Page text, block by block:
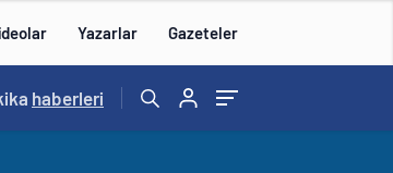
Yazarlar Gazeteler
haberleri